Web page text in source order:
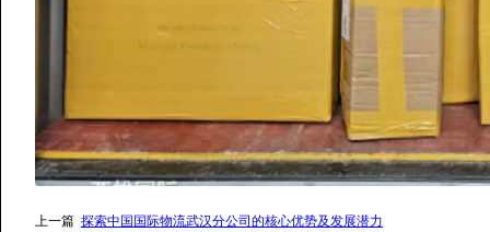
上一篇 探索中国国际物流武汉分公司的核心优势及发展潜力